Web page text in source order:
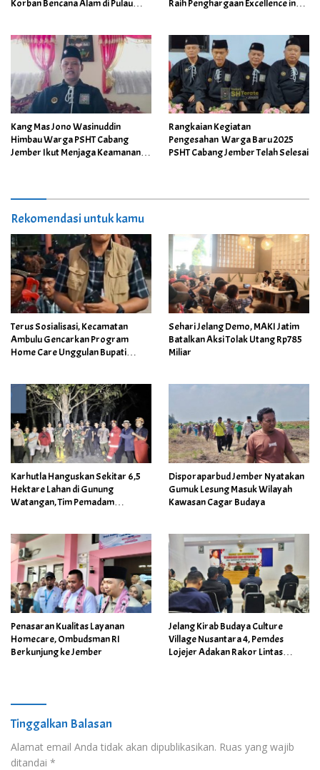
Korban Bencana Alam di Pulau
Raih Penghargaan Excellence in
Kang Mas Jono Wasinuddin
Himbau Warga PSHT Cabang
Jember Ikut Menjaga Keamanan
Rangkaian Kegiatan
Pengesahan Warga Baru 2025
PSHT Cabang Jember Telah Selesai
Rekomendasi untuk kamu
Terus Sosialisasi, Kecamatan
Ambulu Gencarkan Program
Home Care Unggulan Bupati
Sehari Jelang Demo, MAKI Jatim
Batalkan Aksi Tolak Utang Rp785
Miliar
Karhutla Hanguskan Sekitar 6,5
Hektare Lahan di Gunung
Watangan, Tim Pemadam
Disporaparbud Jember Nyatakan
Gumuk Lesung Masuk Wilayah
Kawasan Cagar Budaya
Penasaran Kualitas Layanan
Homecare, Ombudsman RI
Berkunjung ke Jember
Jelang Kirab Budaya Culture
Village Nusantara 4, Pemdes
Lojejer Adakan Rakor Lintas
Tinggalkan Balasan
Alamat email Anda tidak akan dipublikasikan. Ruas yang wajib
ditandai *